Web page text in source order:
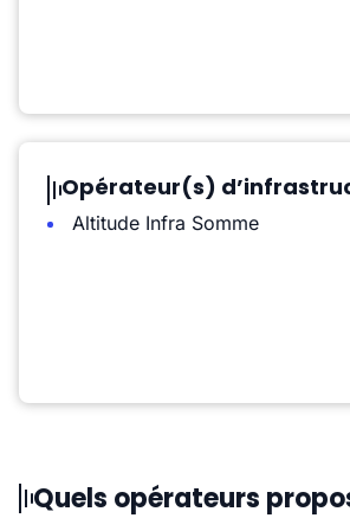
Opérateur(s)
Altitude Infra Somme
Quels opérateurs